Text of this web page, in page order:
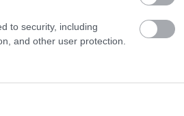
to security, including
and other user protection.